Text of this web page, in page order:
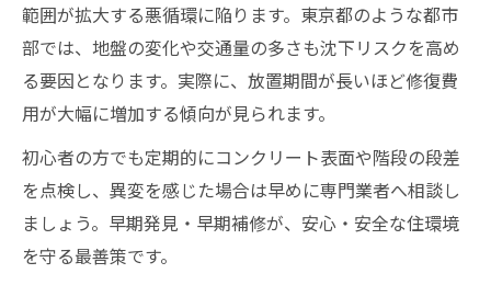
範囲が拡大する悪循環に陥ります。東京都のような都市
部では、地盤の変化や交通量の多さも沈下リスクを高め
る要因となります。実際に、放置期間が長いほど修復費
用が大幅に増加する傾向が見られます。
初心者の方でも定期的にコンクリート表面や階段の段差
を点検し、異変を感じた場合は早めに専門業者へ相談し
ましょう。早期発見・早期補修が、安心・安全な住環境
を守る最善策です。